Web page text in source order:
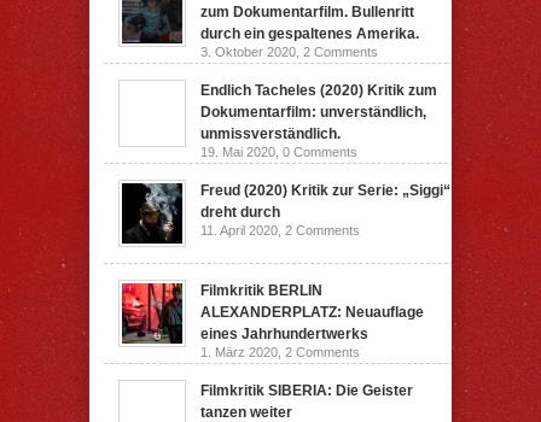
zum Dokumentarfilm. Bullenritt
durch ein gespaltenes Amerika.
3. Oktober 2020, 2 Comments
Endlich Tacheles (2020) Kritik zum
Dokumentarfilm: unverständlich,
unmissverständlich.
19. Mai 2020, 0 Comments
Freud (2020) Kritik zur Serie: „Siggi“
dreht durch
11. April 2020, 2 Comments
Filmkritik BERLIN
ALEXANDERPLATZ: Neuauflage
eines Jahrhundertwerks
1. März 2020, 2 Comments
Filmkritik SIBERIA: Die Geister
tanzen weiter